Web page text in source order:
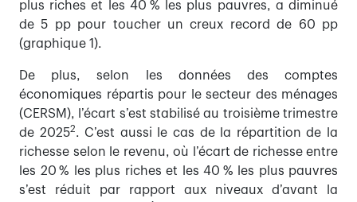
plus riches et les 40 % les plus pauvres, a diminué
de 5 pp pour toucher un creux record de 60 pp
(graphique 1).
De plus, selon les données des comptes
économiques répartis pour le secteur des ménages
(CERSM), l’écart s’est stabilisé au troisième trimestre
de 20252. C’est aussi le cas de la répartition de la
richesse selon le revenu, où l’écart de richesse entre
les 20 % les plus riches et les 40 % les plus pauvres
s’est réduit par rapport aux niveaux d’avant la